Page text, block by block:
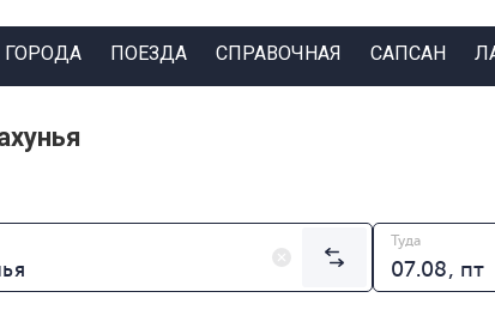
ГОРОДА ПОЕЗДА СПРАВОЧНАЯ САПСАН
Туда